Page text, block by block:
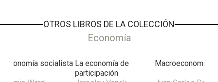
OTROS LIBROS DE LA COLECCIÓN
Economía
economía socialista La economía de
participación
Macroeconomía